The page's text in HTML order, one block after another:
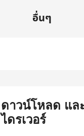
อื่นๆ
ดาวน์โหลด แล
ไดรเวอร์